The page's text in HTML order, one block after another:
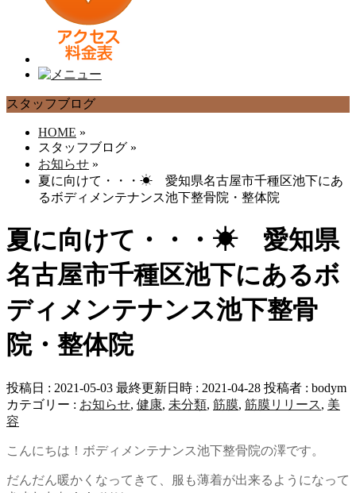
スタッフブログ
HOME »
スタッフブログ »
お知らせ »
夏に向けて・・・☀ 愛知県名古屋市千種区池下にあ
るボディメンテナンス池下整骨院・整体院
夏に向けて・・・☀ 愛知県
名古屋市千種区池下にあるボ
ディメンテナンス池下整骨
院・整体院
投稿日 : 2021-05-03 最終更新日時 : 2021-04-28 投稿者 : bodym
カテゴリー : お知らせ, 健康, 未分類, 筋膜, 筋膜リリース, 美
容
こんにちは！ボディメンテナンス池下整骨院の澤です。
だんだん暖かくなってきて、服も薄着が出来るようになって